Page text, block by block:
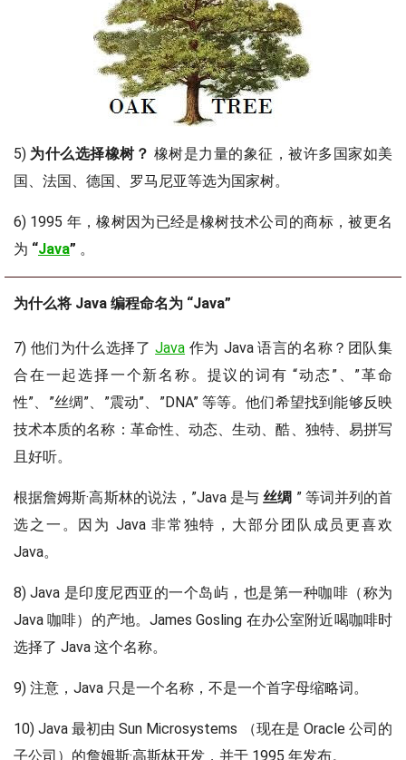
5) 为什么选择橡树？ 橡树是力量的象征，被许多国家如美
国、法国、德国、罗马尼亚等选为国家树。
6) 1995 年，橡树因为已经是橡树技术公司的商标，被更名
为 “Java” 。
为什么将 Java 编程命名为 “Java”
7) 他们为什么选择了Java 作为 Java 语言的名称？团队集
合在一起选择一个新名称。提议的词有 “动态”、”革命
性”、”丝绸”、”震动”、”DNA” 等等。他们希望找到能够反映
技术本质的名称：革命性、动态、生动、酷、独特、易拼写
且好听。
根据詹姆斯·高斯林的说法，”Java 是与丝绸 ” 等词并列的首
选之一。因为 Java 非常独特，大部分团队成员更喜欢
Java。
8) Java 是印度尼西亚的一个岛屿，也是第一种咖啡（称为
Java 咖啡）的产地。James Gosling 在办公室附近喝咖啡时
选择了 Java 这个名称。
9) 注意，Java 只是一个名称，不是一个首字母缩略词。
10) Java 最初由 Sun Microsystems （现在是 Oracle 公司的
子公司）的詹姆斯·高斯林开发，并于 1995 年发布。